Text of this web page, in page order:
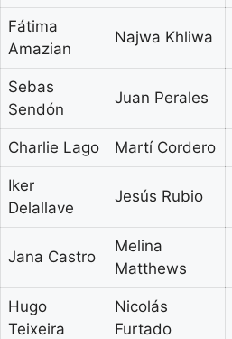
Fátima
Amazian
Najwa Khliwa
Sebas
Sendón
Juan Perales
Charlie Lago Martí Cordero
Iker
Delallave
Jesús Rubio
Jana Castro
Melina
Matthews
Hugo
Teixeira
Nicolás
Furtado